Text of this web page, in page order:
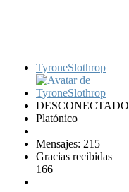
TyroneSlothrop
DESCONECTADO
Platónico
Mensajes: 215
Gracias recibidas
166